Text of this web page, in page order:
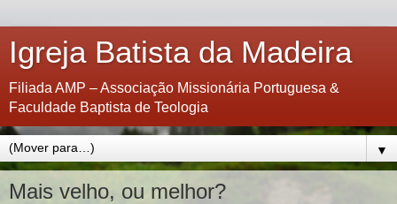
Igreja Batista da Madeira
Filiada AMP – Associação Missionária Portuguesa &
Faculdade Baptista de Teologia
▼
Mais velho, ou melhor?